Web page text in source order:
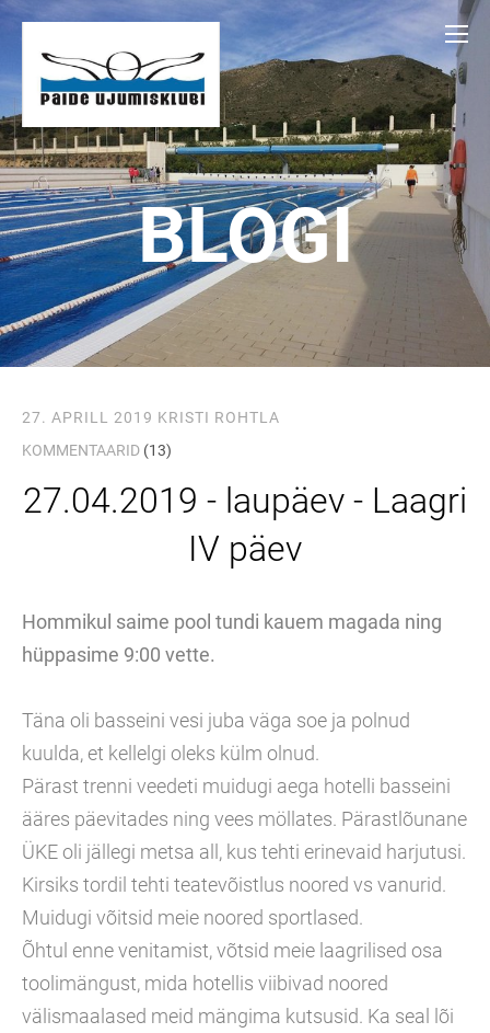
BLOGI
27. APRILL 2019 KRISTI ROHTLA
KOMMENTAARID (13)
27.04.2019 - laupäev - Laagri
IV päev
Hommikul saime pool tundi kauem magada ning
hüppasime 9:00 vette.
Täna oli basseini vesi juba väga soe ja polnud
kuulda, et kellelgi oleks külm olnud.
Pärast trenni veedeti muidugi aega hotelli basseini
ääres päevitades ning vees möllates. Pärastlõunane
ÜKE oli jällegi metsa all, kus tehti erinevaid harjutusi.
Kirsiks tordil tehti teatevõistlus noored vs vanurid.
Muidugi võitsid meie noored sportlased.
Õhtul enne venitamist, võtsid meie laagrilised osa
toolimängust, mida hotellis viibivad noored
välismaalased meid mängima kutsusid. Ka seal lõi